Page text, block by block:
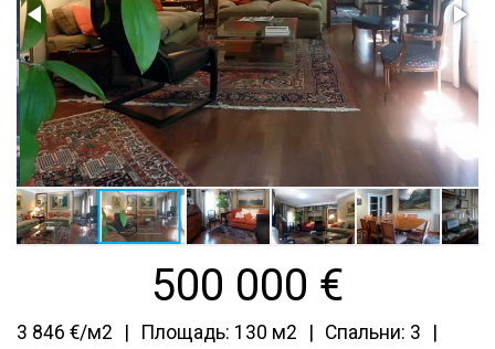
500 000 €
3 846 €/м2 Площадь: 130 м2
Спальни: 3